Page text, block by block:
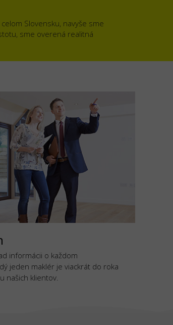
Slovensku, navyše sme
sme overená realitná
informácii o každom
jeden maklér je viackrát do roka
našich klientov.